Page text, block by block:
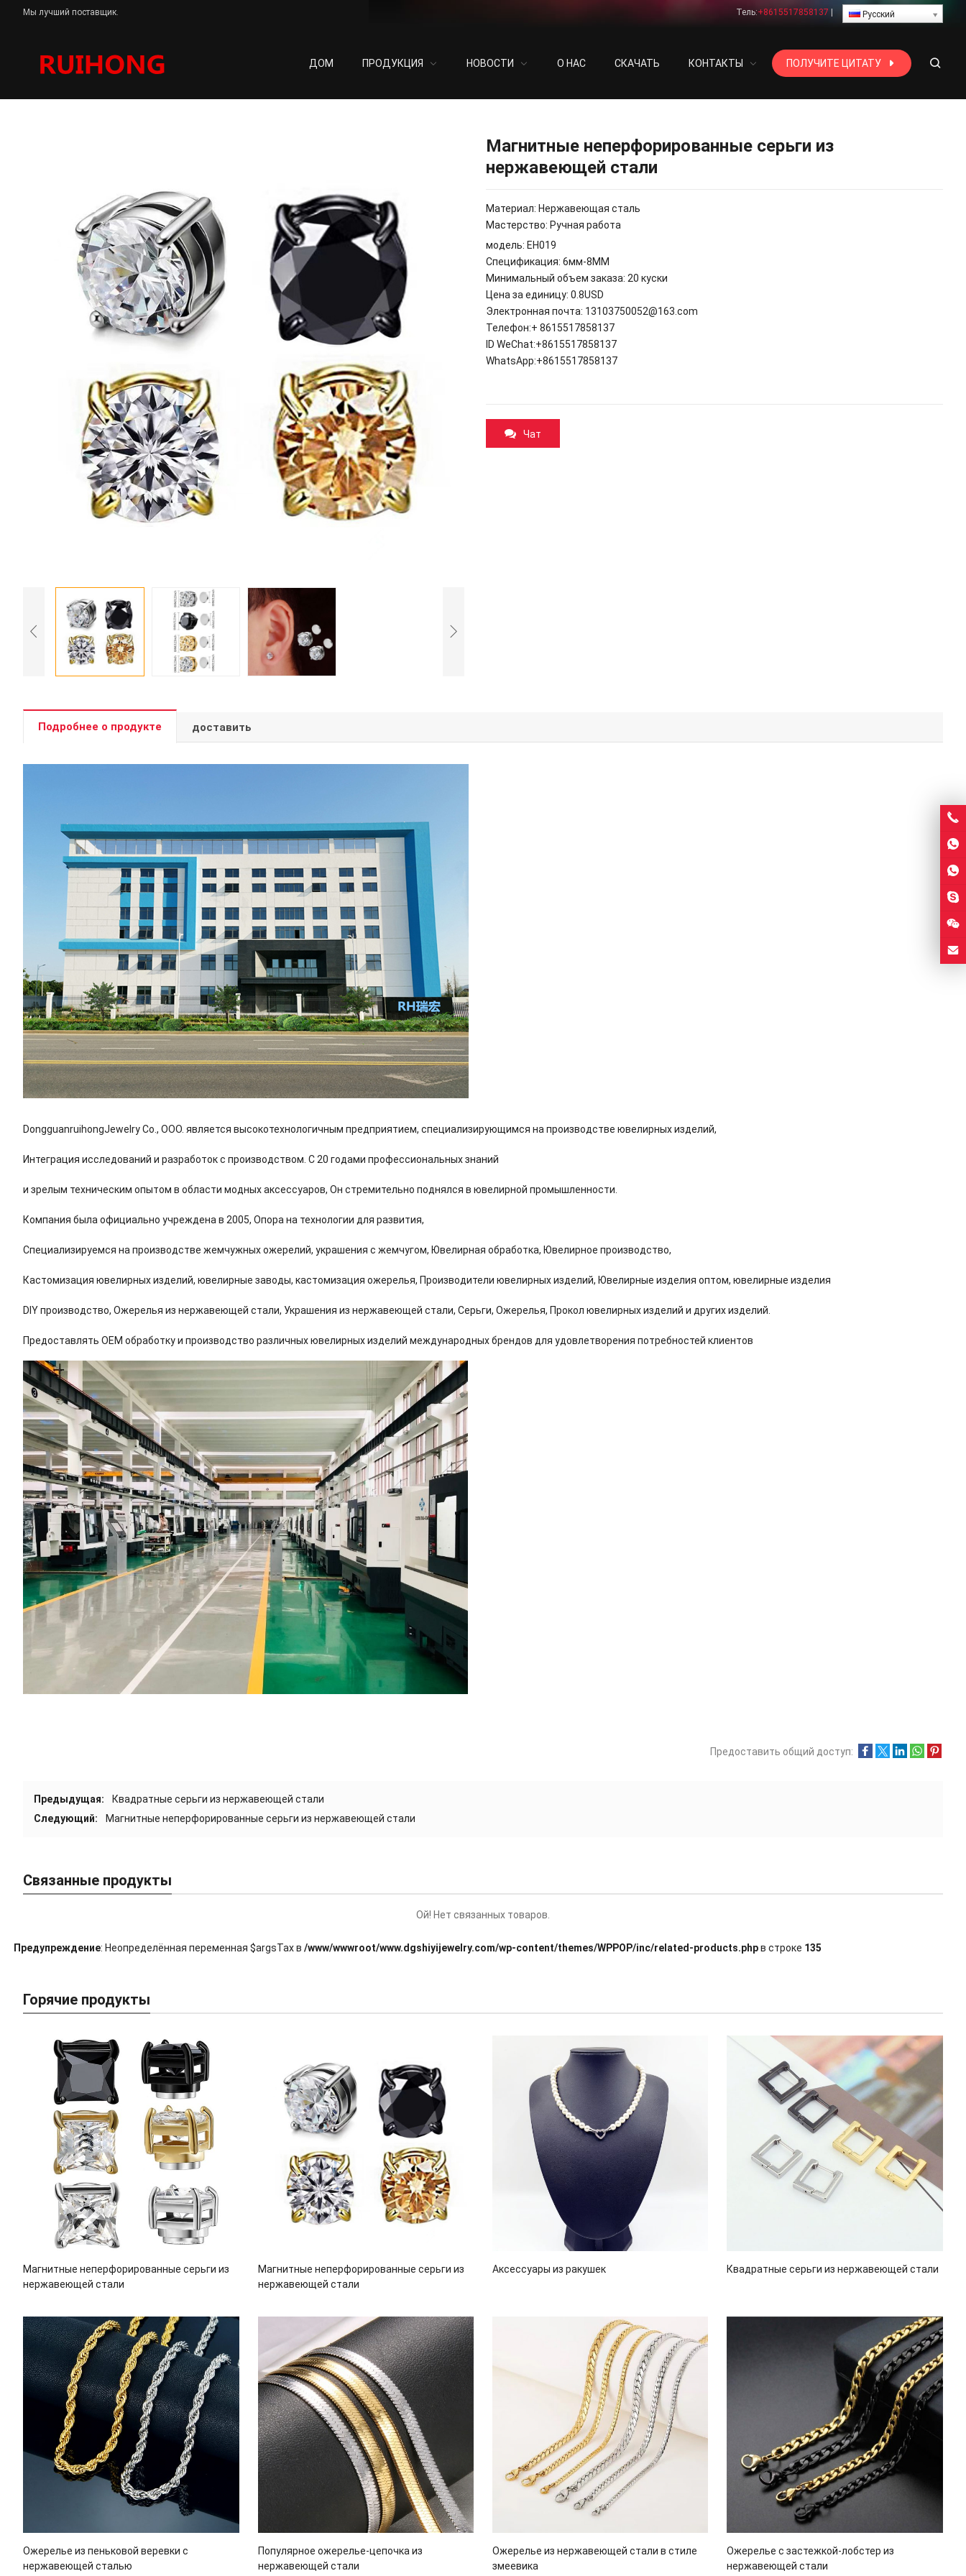
Мы лучший поставщик. Тель:+8615517858137 Русский
ДОМ ПРОДУКЦИЯ НОВОСТИ О НАС СКАЧАТЬ КОНТАКТЫ ПОЛУЧИТЕ ЦИТАТУ
Аксессуары для ушей
Магнитные неперфорированные серьги из
нержавеющей стали
Материал: Нержавеющая сталь
Мастерство: Ручная работа
модель: EH019
Спецификация: 6мм-8ММ
Минимальный объем заказа: 20 куски
Цена за единицу: 0.8USD
Электронная почта: 13103750052@163.com
Телефон:+ 8615517858137
ID WeChat:+8615517858137
WhatsApp:+8615517858137
Чат
Подробнее о продукте доставить
DongguanruihongJewelry Co., ООО. является высокотехнологичным предприятием, специализирующимся на производстве ювелирных изделий,
Интеграция исследований и разработок с производством. С 20 годами профессиональных знаний
и зрелым техническим опытом в области модных аксессуаров, Он стремительно поднялся в ювелирной промышленности.
Компания была официально учреждена в 2005, Опора на технологии для развития,
Специализируемся на производстве жемчужных ожерелий, украшения с жемчугом, Ювелирная обработка, Ювелирное производство,
Кастомизация ювелирных изделий, ювелирные заводы, кастомизация ожерелья, Производители ювелирных изделий, Ювелирные изделия оптом, ювелирные изделия
DIY производство, Ожерелья из нержавеющей стали, Украшения из нержавеющей стали, Серьги, Ожерелья, Прокол ювелирных изделий и других изделий.
Предоставлять OEM обработку и производство различных ювелирных изделий международных брендов для удовлетворения потребностей клиентов
Предоставить общий доступ:
Предыдущая:
Квадратные серьги из нержавеющей стали
Следующий:
Магнитные неперфорированные серьги из нержавеющей стали
Связанные продукты
Ой! Нет связанных товаров.
Предупреждение: Неопределённая переменная $argsTax в/www/wwwroot/www.dgshiyijewelry.com/wp-content/themes/WPPOP/inc/related-products.phpв строке 135
Горячие продукты
Магнитные неперфорированные серьги из
нержавеющей стали
Магнитные неперфорированные серьги из
нержавеющей стали
Аксессуары из ракушек Квадратные серьги из нержавеющей стали
Ожерелье из пеньковой веревки с
нержавеющей сталью
Популярное ожерелье-цепочка из
нержавеющей стали
Ожерелье из нержавеющей стали в стиле
змеевика
Ожерелье с застежкой-лобстер из
нержавеющей стали